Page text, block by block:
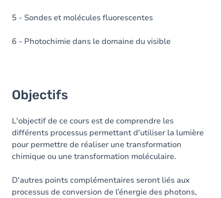
5 - Sondes et molécules fluorescentes
6 - Photochimie dans le domaine du visible
Objectifs
L'objectif de ce cours est de comprendre les
différents processus permettant d'utiliser la lumière
pour permettre de réaliser une transformation
chimique ou une transformation moléculaire.
D'autres points complémentaires seront liés aux
processus de conversion de l’énergie des photons,